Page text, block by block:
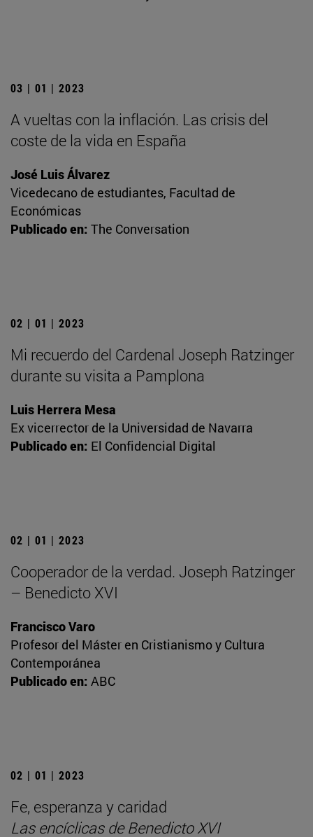
03 | 01 | 2023
A vueltas con la inflación. Las crisis del
coste de la vida en España
José Luis Álvarez
Vicedecano de estudiantes, Facultad de
Económicas
Publicado en: The Conversation
02 | 01 | 2023
Mi recuerdo del Cardenal Joseph Ratzinger
durante su visita a Pamplona
Luis Herrera Mesa
Ex vicerrector de la Universidad de Navarra
Publicado en: El Confidencial Digital
02 | 01 | 2023
Cooperador de la verdad. Joseph Ratzinger
– Benedicto XVI
Francisco Varo
Profesor del Máster en Cristianismo y Cultura
Contemporánea
Publicado en: ABC
02 | 01 | 2023
Fe, esperanza y caridad
Las encíclicas de Benedicto XVI